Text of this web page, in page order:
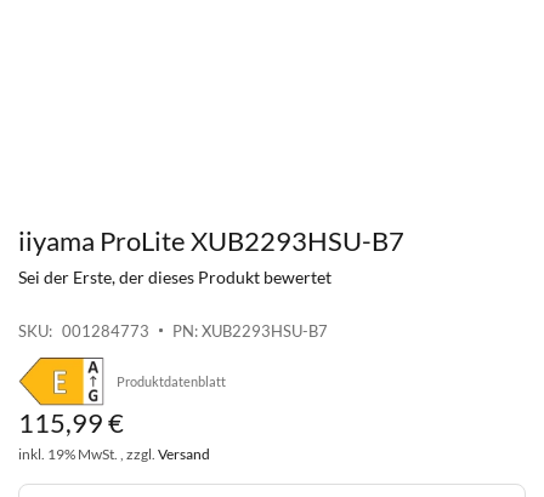
iiyama ProLite XUB2293HSU-B7
SKU 001284773 PN: XUB2293HSU-B7
Sei der Erste, der dieses Produkt bewertet
Produktdatenblatt
115,99€
inkl. 19% MwSt. , zzgl. Versand
Zum
Bildgalerie
springen